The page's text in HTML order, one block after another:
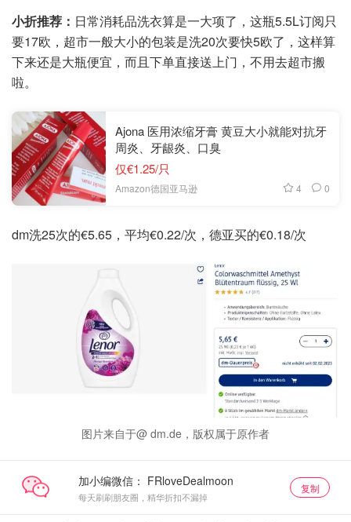
小折推荐： 日常消耗品洗衣算是一大项了，这瓶5.5L订阅只
要17欧，超市一般大小的包装是洗20次要快5欧了，这样算
下来还是大瓶便宜，而且下单直接送上门，不用去超市搬
啦。
Ajona 医用浓缩牙膏 黄豆大小就能对抗牙
周炎、牙龈炎、口臭
仅€1.25/只
Amazon德国亚马逊 4 0
dm洗25次的€5.65，平均€0.22/次，德亚买的€0.18/次
图片来自于@ dm.de，版权属于原作者
加小编微信：
每天刷刷朋友圈，精华折扣不漏掉
复制